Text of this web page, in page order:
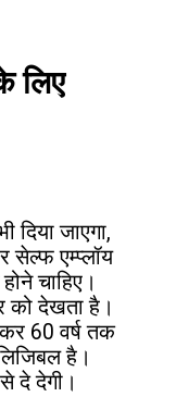
लिए
दिया जाएगा,
सेल्फ एम्प्लॉय
चाहिए।
देखता है।
60 वर्ष तक
है।
दे देगी।